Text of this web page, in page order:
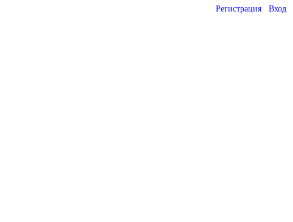
Регистрация Вход